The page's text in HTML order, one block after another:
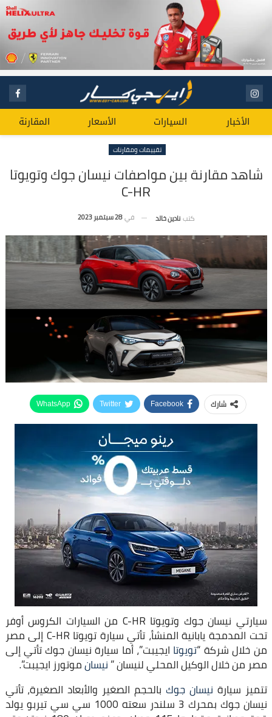
الأخبار السيارات الأسعار المقارنة
تقييمات ومقارنات
شاهد مقارنة بين مواصفات نيسان جوك وتويوتا
C-HR
كتب نادين خالد في 28 سبتمبر 2023
شارك Facebook
Twitter
WhatsApp
سيارتي نيسان جوك وتويوتا C-HR من السيارات الكروس أوفر
تحت المدمجة يابانية المنشأ، تأتي سيارة تويوتا C-HR إلى مصر
من خلال شركة “تويوتا ايجيبت”، أما سيارة نيسان جوك تأتي إلى
مصر من خلال الوكيل المحلي لنيسان ”نيسانموتورز ايجيبت”.
تتميز سيارة نيسان جوك بالحجم الصغير والأبعاد الصغيرة، تأتي
نيسان جوك بمحرك 3 سلندر سعته 1000 سي سي تيربو يولد